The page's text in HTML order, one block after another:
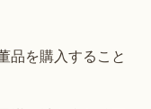
品を購入すること